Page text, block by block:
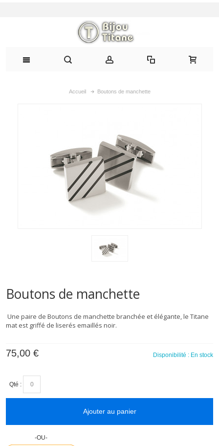
Accueil Boutons de manchette
Boutons de manchette
Une paire de Boutons de manchette branchée et élégante, le Titane
mat est griffé de liserés emaillés noir.
Disponibilité : En stock
75,00 €
Qté :
Ajouter au panier
-OU-